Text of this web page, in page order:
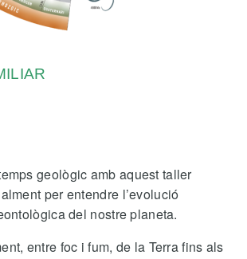
geològic amb aquest taller
per entendre l’evolució
del nostre planeta.
entre foc i fum, de la Terra fins als